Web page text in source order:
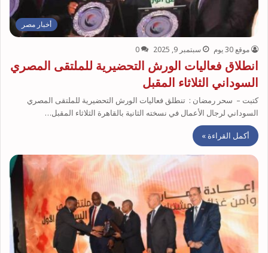
أخبار مصر
موقع 30 يوم سبتمبر 9, 2025 0
انطلاق فعاليات الورش التحضيرية للملتقى المصري
السوداني الثلاثاء المقبل
كتبت – سحر رمضان : تنطلق فعاليات الورش التحضيرية للملتقى المصري
السوداني لرجال الأعمال في نسخته الثانية بالقاهرة الثلاثاء المقبل…
أكمل القراءة »